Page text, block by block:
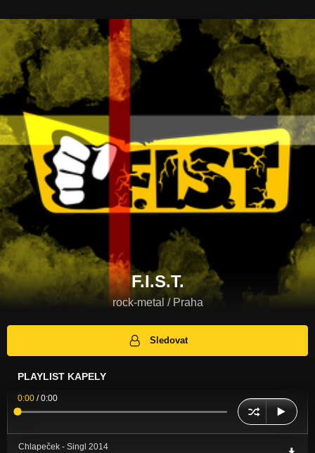
F.I.S.T.
rock-metal / Praha
Sledovat
PLAYLIST KAPELY
0:00 /0:00
Chlapeček - Singl 2014